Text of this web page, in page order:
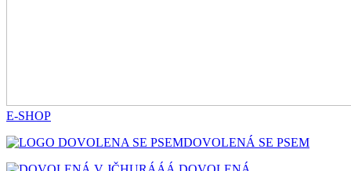
E-SHOP
DOVOLENÁ SE PSEM